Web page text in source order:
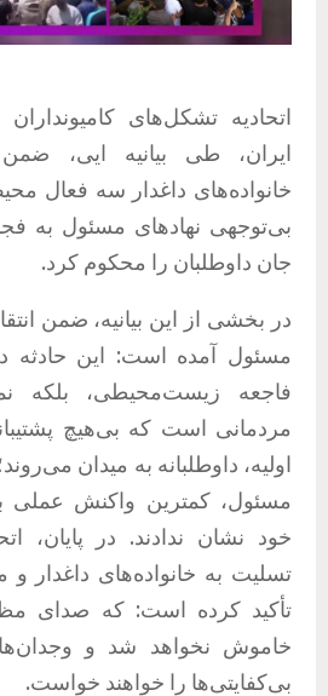
اتحادیه تشکل‌های
ایران، طی بیانیه ایی،
خانواده‌های داغدار سه فعال
بی‌توجهی نهادهای مسئول به
جان داوطلبان را محکوم کرد.
در بخشی از این بیانیه، ضمن
مسئول آمده است: این حادثه
فاجعه زیست‌محیطی، بلکه
مردمانی است که بی‌هیچ
اولیه، داوطلبانه به میدان
مسئول، کمترین واکنش عملی
خود نشان ندادند. در پایان،
تسلیت به خانواده‌های داغدار
تأکید کرده است: که صدای
خاموش نخواهد شد و
بی‌کفایتی‌ها را خواهند خواست.